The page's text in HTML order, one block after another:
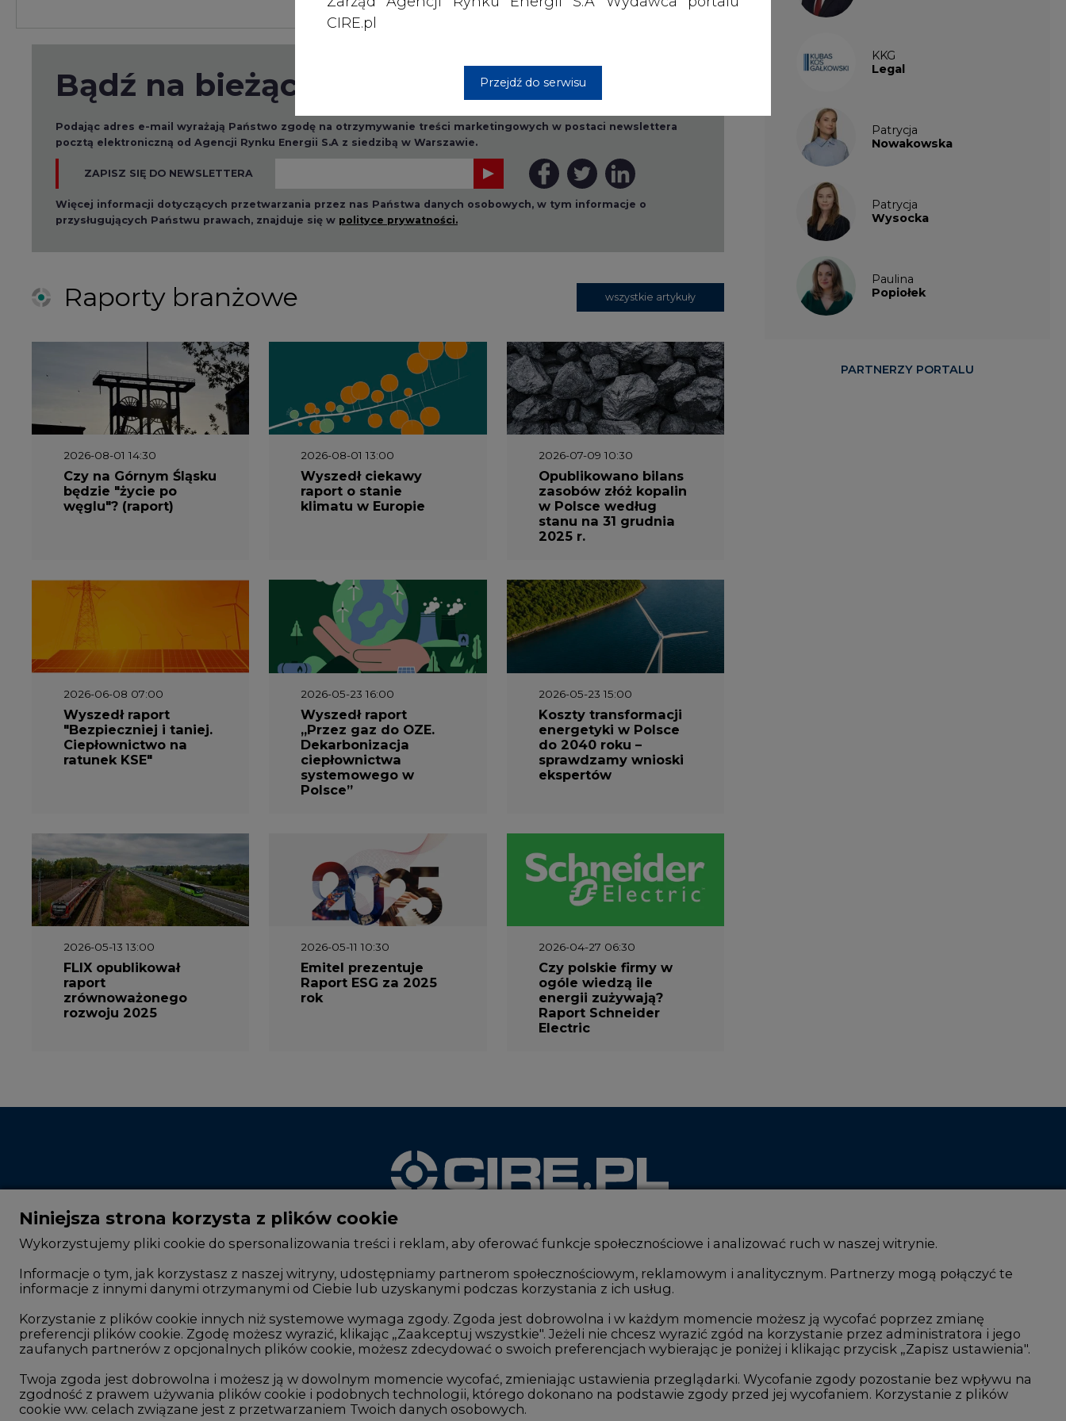
CIRE.pl
Przejdź do serwisu
Bądź na bieżąco
Podając adres e-mail wyrażają Państwo zgodę na otrzymywanie treści marketingowych w postaci newslettera
pocztą elektroniczną od Agencji Rynku Energii S.A z siedzibą w Warszawie.
ZAPISZ SIĘ DO NEWSLETTERA
Więcej informacji dotyczących przetwarzania przez nas Państwa danych osobowych, w tym informacje o
przysługujących Państwu prawach, znajduje się w polityce prywatności.
Raporty branżowe wszystkie artykuły
2026-08-01 14:30
Czy na Górnym Śląsku
będzie "życie po
węglu"? (raport)
2026-08-01 13:00
Wyszedł ciekawy
raport o stanie
klimatu w Europie
2026-07-09 10:30
Opublikowano bilans
zasobów złóż kopalin
w Polsce według
stanu na 31 grudnia
2025 r.
2026-06-08 07:00
Wyszedł raport
"Bezpieczniej i taniej.
Ciepłownictwo na
ratunek KSE"
2026-05-23 16:00
Wyszedł raport
„Przez gaz do OZE.
Dekarbonizacja
ciepłownictwa
systemowego w
Polsce”
2026-05-23 15:00
Koszty transformacji
energetyki w Polsce
do 2040 roku –
sprawdzamy wnioski
ekspertów
2026-05-13 13:00
FLIX opublikował
raport
zrównoważonego
rozwoju 2025
2026-05-11 10:30
Emitel prezentuje
Raport ESG za 2025
rok
2026-04-27 06:30
Czy polskie firmy w
ogóle wiedzą ile
energii zużywają?
Raport Schneider
Electric
KKG
Legal
Patrycja
Nowakowska
Patrycja
Wysocka
Paulina
Popiołek
PARTNERZY PORTALU
CIRE - kim jesteśmy
Reklamuj się na CIRE
Patronat medialny CIRE
ARE - wydawca portalu CIRE
Zasady korzystania z portalu
Rok 2025 na CIRE
Rok 2024 na CIRE
Rok 2023 na CIRE
Rok 2022 na CIRE
RODO
Zmiany kadrowe na rynku
Studio CIRE
Rozmowy o energetyce
Gospodarka
Geopolityka
Innowacje i AI
Telekomunikacja i IT
Handel emisjami CO2
Górnictwo
Fotowoltaika
Offshore wind
Magazyny energii
Zielone samorządy
Niniejsza strona korzysta z plików cookie
Wykorzystujemy pliki cookie do spersonalizowania treści i reklam, aby oferować funkcje społecznościowe i analizować ruch w naszej witrynie.
Informacje o tym, jak korzystasz z naszej witryny, udostępniamy partnerom społecznościowym, reklamowym i analitycznym. Partnerzy mogą połączyć te
informacje z innymi danymi otrzymanymi od Ciebie lub uzyskanymi podczas korzystania z ich usług.
Korzystanie z plików cookie innych niż systemowe wymaga zgody. Zgoda jest dobrowolna i w każdym momencie możesz ją wycofać poprzez zmianę
preferencji plików cookie. Zgodę możesz wyrazić, klikając „Zaakceptuj wszystkie". Jeżeli nie chcesz wyrazić zgód na korzystanie przez administratora i jego
zaufanych partnerów z opcjonalnych plików cookie, możesz zdecydować o swoich preferencjach wybierając je poniżej i klikając przycisk „Zapisz ustawienia".
Twoja zgoda jest dobrowolna i możesz ją w dowolnym momencie wycofać, zmieniając ustawienia przeglądarki. Wycofanie zgody pozostanie bez wpływu na
zgodność z prawem używania plików cookie i podobnych technologii, którego dokonano na podstawie zgody przed jej wycofaniem. Korzystanie z plików
cookie ww. celach związane jest z przetwarzaniem Twoich danych osobowych.